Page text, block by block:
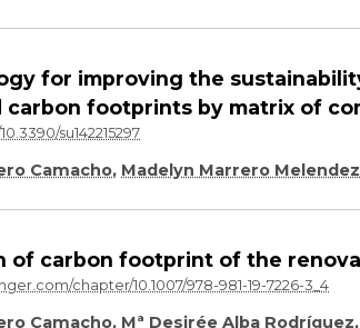
for improving the
carbon footprints by matrix of
su142215297
Camacho, Madelyn Marrero Melendez
of carbon footprint of the
chapter/10.1007/978-981-19-7226-3_4
Camacho, Mª Desirée Alba Rodríguez,